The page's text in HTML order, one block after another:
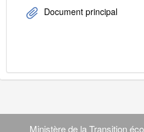
Document principal
Navigation
Ministère de la Transition